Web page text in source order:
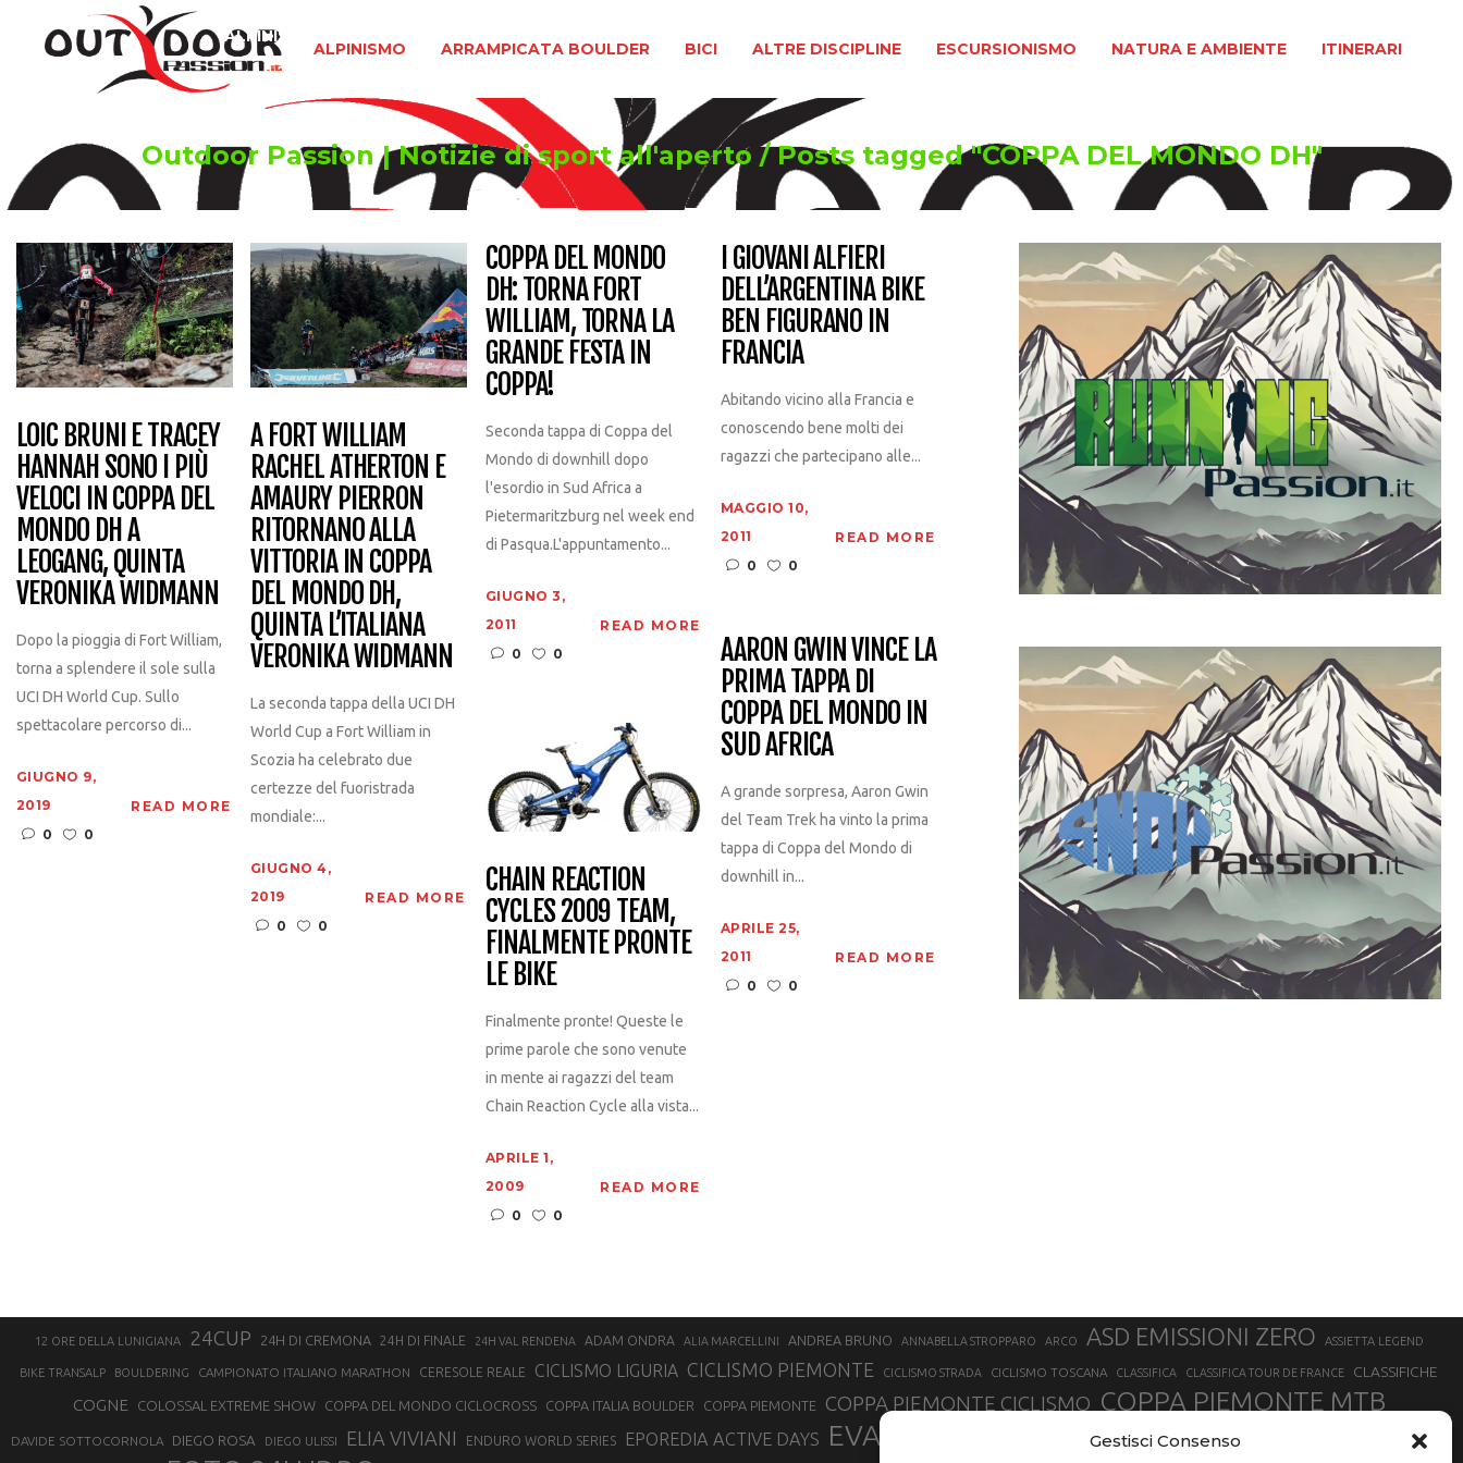
Gestisci Consenso
ALPINISMO ARRAMPICATA BOULDER BICI ALTRE DISCIPLINE ESCURSIONISMO NATURA E AMBIENTE ITINERARI
ALPINISMO
Outdoor Passion | Notizie di sport all'aperto /Posts tagged "COPPA DEL MONDO DH"
LOIC BRUNI E TRACEY
HANNAH SONO I PIÙ
VELOCI IN COPPA DEL
MONDO DH A
LEOGANG, QUINTA
VERONIKA WIDMANN
Dopo la pioggia di Fort William,
torna a splendere il sole sulla
UCI DH World Cup. Sullo
spettacolare percorso di...
GIUGNO 9,
2019
0
0
READ MORE
A FORT WILLIAM
RACHEL ATHERTON E
AMAURY PIERRON
RITORNANO ALLA
VITTORIA IN COPPA
DEL MONDO DH,
QUINTA L’ITALIANA
VERONIKA WIDMANN
La seconda tappa della UCI DH
World Cup a Fort William in
Scozia ha celebrato due
certezze del fuoristrada
mondiale:...
GIUGNO 4,
2019
0
0
READ MORE
COPPA DEL MONDO
DH: TORNA FORT
WILLIAM, TORNA LA
GRANDE FESTA IN
COPPA!
Seconda tappa di Coppa del
Mondo di downhill dopo
l'esordio in Sud Africa a
Pietermaritzburg nel week end
di Pasqua.L'appuntamento...
GIUGNO 3,
2011
0
0
READ MORE
I GIOVANI ALFIERI
DELL’ARGENTINA BIKE
BEN FIGURANO IN
FRANCIA
Abitando vicino alla Francia e
conoscendo bene molti dei
ragazzi che partecipano alle...
MAGGIO 10,
2011
0
0
READ MORE
AARON GWIN VINCE LA
PRIMA TAPPA DI
COPPA DEL MONDO IN
SUD AFRICA
A grande sorpresa, Aaron Gwin
del Team Trek ha vinto la prima
tappa di Coppa del Mondo di
downhill in...
APRILE 25,
2011
0
0
READ MORE
CHAIN REACTION
CYCLES 2009 TEAM,
FINALMENTE PRONTE
LE BIKE
Finalmente pronte! Queste le
prime parole che sono venute
in mente ai ragazzi del team
Chain Reaction Cycle alla vista...
APRILE 1,
2009
0
0
READ MORE
12 ORE DELLA LUNIGIANA 24CUP 24H DI CREMONA 24H DI FINALE 24H VAL RENDENA ADAM ONDRA ALIA MARCELLINI ANDREA BRUNO ANNABELLA STROPPARO ARCO ASD EMISSIONI ZERO ASSIETTA LEGEND
BIKE TRANSALP BOULDERING CAMPIONATO ITALIANO MARATHON CERESOLE REALE CICLISMO LIGURIA CICLISMO PIEMONTE CICLISMO STRADA CICLISMO TOSCANA CLASSIFICA CLASSIFICA TOUR DE FRANCE CLASSIFICHE
COGNE COLOSSAL EXTREME SHOW COPPA DEL MONDO CICLOCROSS COPPA ITALIA BOULDER COPPA PIEMONTE COPPA PIEMONTE CICLISMO COPPA PIEMONTE MTB
DAVIDE SOTTOCORNOLA DIEGO ROSA DIEGO ULISSI ELIA VIVIANI ENDURO WORLD SERIES EPOREDIA ACTIVE DAYS EVA LECHNER FABIO ARU FIAB FINALE LIGURE